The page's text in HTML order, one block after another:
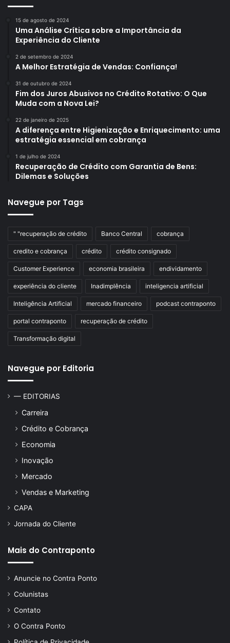
15 de agosto de 2024
Uma Análise Crítica sobre a Importância da
Experiência do Cliente
2 de setembro de 2024
A Melhor Estratégia de Vendas: Confiança!
31 de outubro de 2024
Fim dos Juros Abusivos no Crédito Rotativo: O Que
Muda com a Nova Lei?
22 de janeiro de 2025
A diferença entre Higienização e Enriquecimento: uma
estratégia essencial em cobrança
1 de julho de 2024
Recuperação de Crédito com Garantia de Bens:
Dilemas e Soluções
Navegue por Tags
" "recuperação de crédito Banco Central cobrança
credito e cobrança crédito crédito consignado
Customer Experience economia brasileira endividamento
experiência do cliente Inadimplência inteligencia artificial
Inteligência Artificial mercado financeiro podcast contraponto
portal contraponto recuperação de crédito
Transformação digital
Navegue por Editoria
— EDITORIAS
Carreira
Crédito e Cobrança
Economia
Inovação
Mercado
Vendas e Marketing
CAPA
Jornada do Cliente
Mais do Contraponto
Anuncie no Contra Ponto
Colunistas
Contato
O Contra Ponto